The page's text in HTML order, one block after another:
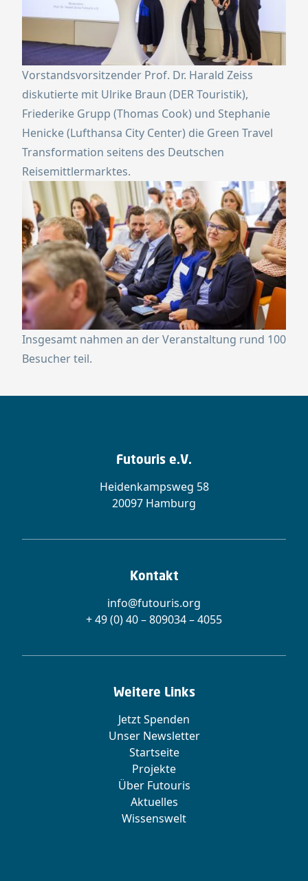
Vorstandsvorsitzender Prof. Dr. Harald Zeiss
diskutierte mit Ulrike Braun (DER Touristik),
Friederike Grupp (Thomas Cook) und Stephanie
Henicke (Lufthansa City Center) die Green Travel
Transformation seitens des Deutschen
Reisemittlermarktes.
Insgesamt nahmen an der Veranstaltung rund 100
Besucher teil.
Futouris e.V.
Heidenkampsweg 58
20097 Hamburg
Kontakt
info@futouris.org
+ 49 (0) 40 – 809034 – 4055
Weitere Links
Jetzt Spenden
Unser Newsletter
Startseite
Projekte
Über Futouris
Aktuelles
Wissenswelt